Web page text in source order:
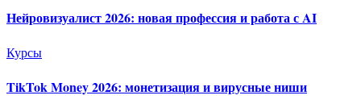
Нейровизуалист 2026: новая профессия и работа с AI
Курсы
TikTok Money 2026: монетизация и вирусные ниши